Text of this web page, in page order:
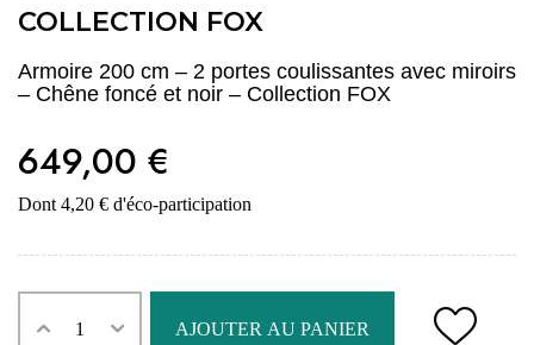
COLLECTION FOX
Armoire 200 cm – 2 portes coulissantes avec miroirs
– Chêne foncé et noir – Collection FOX
649,00 €
Dont 4,20 € d'éco-participation
AJOUTER AU PANIER